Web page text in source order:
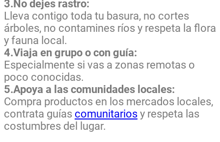
3.No dejes rastro:
Lleva contigo toda tu basura, no cortes
árboles, no contamines ríos y respeta la flora
y fauna local.
4.Viaja en grupo o con guía:
Especialmente si vas a zonas remotas o
poco conocidas.
5.Apoya a las comunidades locales:
Compra productos en los mercados locales,
contrata guías comunitarios y respeta las
costumbres del lugar.